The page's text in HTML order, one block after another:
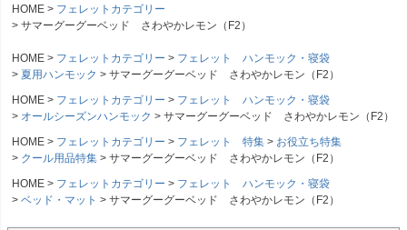
HOME
フェレットカテゴリー
サマーグーグーベッド さわやかレモン（F2）
HOME フェレットカテゴリー
フェレット ハンモック・寝袋
夏用ハンモック
サマーグーグーベッド さわやかレモン（F2）
HOME
フェレットカテゴリー
フェレット ハンモック・寝袋
オールシーズンハンモック
サマーグーグーベッド さわやかレモン（F2）
HOME
フェレットカテゴリー フェレット 特集
お役立ち特集
クール用品特集
サマーグーグーベッド さわやかレモン（F2）
HOME
フェレットカテゴリー
フェレット ハンモック・寝袋
ベッド・マット
サマーグーグーベッド さわやかレモン（F2）